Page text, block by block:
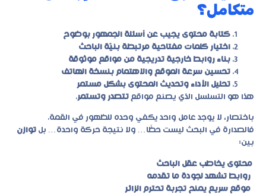
متكامل؟
كتابة محتوى يجيب عن أسئلة الجمهور بوضوح
اختيار كلمات مفتاحية مرتبطة بنيّة الباحث
بناء روابط خارجية تدريجية من مواقع موثوقة
تحسين سرعة الموقع والاهتمام بنسخة الهاتف
تحليل الأداء وتحديث المحتوى بشكل مستمر
هذا هو التسلسل الذي يصنع مواقع تتصدر وتستمر.
باختصار، لا يوجد عامل واحد يكفي وحده للظهور في القمة.
فالصدارة في البحث ليست حظًا… ولا نتيجة حركة واحدة… بل توازن
بين:
محتوى يخاطب عقل الباحث
روابط تشهد لجودة ما تقدمه
موقع سريع يمنح تجربة تحترم الزائر